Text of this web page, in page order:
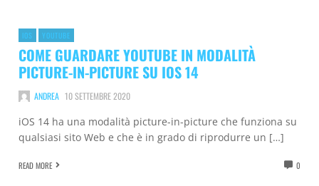
IOS YOUTUBE
COME GUARDARE YOUTUBE IN MODALITÀ
PICTURE-IN-PICTURE SU IOS 14
ANDREA 10 SETTEMBRE 2020
iOS 14 ha una modalità picture-in-picture che funziona su
qualsiasi sito Web e che è in grado di riprodurre un […]
READ MORE 0